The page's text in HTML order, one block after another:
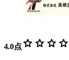
4.0点 star star star star